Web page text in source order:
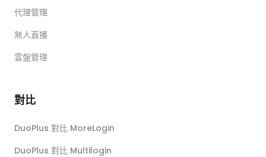
代理管理
無人直播
雲盤管理
對比
DuoPlus 對比 MoreLogin
DuoPlus 對比 Multilogin